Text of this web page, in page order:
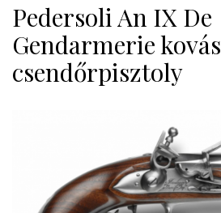
Pedersoli An IX De
Gendarmerie kovás
csendőrpisztoly